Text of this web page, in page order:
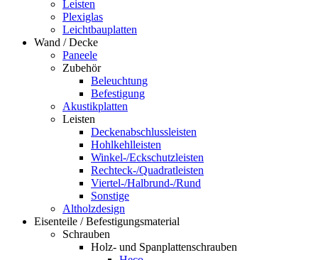
Leisten
Plexiglas
Leichtbauplatten
Wand / Decke
Paneele
Zubehör
Beleuchtung
Befestigung
Akustikplatten
Leisten
Deckenabschlussleisten
Hohlkehlleisten
Winkel-/Eckschutzleisten
Rechteck-/Quadratleisten
Viertel-/Halbrund-/Rund
Sonstige
Altholzdesign
Eisenteile / Befestigungsmaterial
Schrauben
Holz- und Spanplattenschrauben